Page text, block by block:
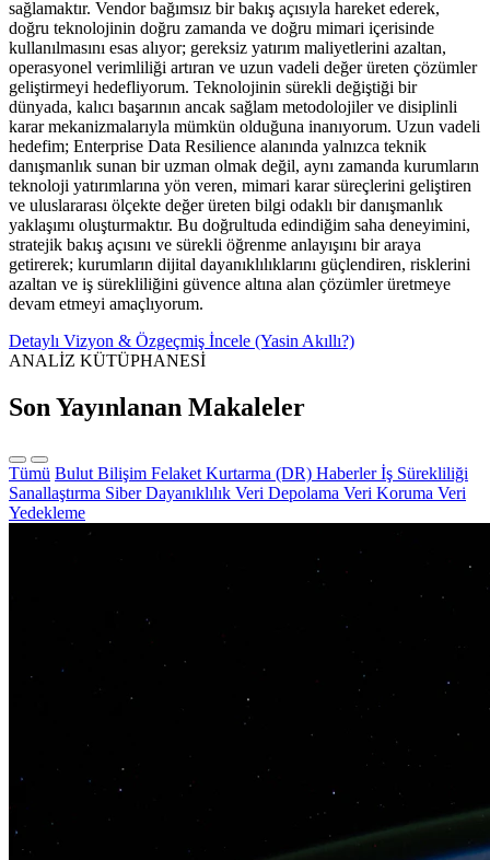
sağlamaktır. Vendor bağımsız bir bakış açısıyla hareket ederek,
doğru teknolojinin doğru zamanda ve doğru mimari içerisinde
kullanılmasını esas alıyor; gereksiz yatırım maliyetlerini azaltan,
operasyonel verimliliği artıran ve uzun vadeli değer üreten çözümler
geliştirmeyi hedefliyorum. Teknolojinin sürekli değiştiği bir
dünyada, kalıcı başarının ancak sağlam metodolojiler ve disiplinli
karar mekanizmalarıyla mümkün olduğuna inanıyorum. Uzun vadeli
hedefim; Enterprise Data Resilience alanında yalnızca teknik
danışmanlık sunan bir uzman olmak değil, aynı zamanda kurumların
teknoloji yatırımlarına yön veren, mimari karar süreçlerini geliştiren
ve uluslararası ölçekte değer üreten bilgi odaklı bir danışmanlık
yaklaşımı oluşturmaktır. Bu doğrultuda edindiğim saha deneyimini,
stratejik bakış açısını ve sürekli öğrenme anlayışını bir araya
getirerek; kurumların dijital dayanıklılıklarını güçlendiren, risklerini
azaltan ve iş sürekliliğini güvence altına alan çözümler üretmeye
devam etmeyi amaçlıyorum.
Detaylı Vizyon & Özgeçmiş İncele (Yasin Akıllı?)
ANALİZ KÜTÜPHANESİ
Son Yayınlanan Makaleler
Tümü Bulut Bilişim Felaket Kurtarma (DR) Haberlerİş Sürekliliği
Sanallaştırma Siber Dayanıklılık Veri Depolama Veri Koruma Veri
Yedekleme